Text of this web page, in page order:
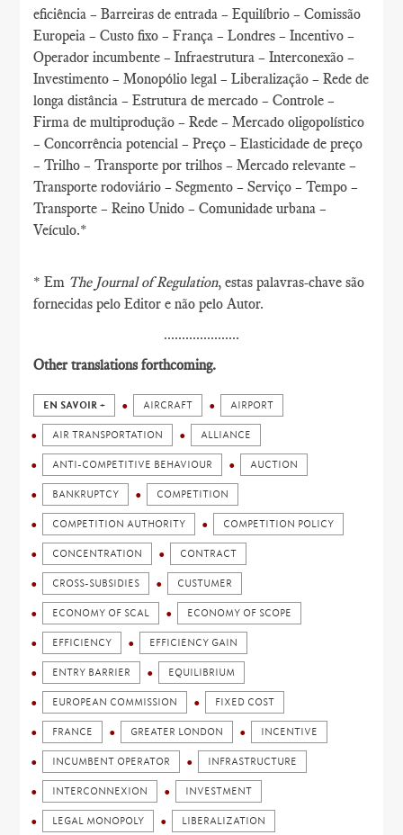
eficiência – Barreiras de entrada – Equilíbrio – Comissão
Europeia – Custo fixo – França – Londres – Incentivo –
Operador incumbente – Infraestrutura – Interconexão –
Investimento – Monopólio legal – Liberalização – Rede de
longa distância – Estrutura de mercado – Controle –
Firma de multiprodução – Rede – Mercado oligopolístico
– Concorrência potencial – Preço – Elasticidade de preço
– Trilho – Transporte por trilhos – Mercado relevante –
Transporte rodoviário – Segmento – Serviço – Tempo –
Transporte – Reino Unido – Comunidade urbana –
Veículo.*
* Em The Journal of Regulation, estas palavras-chave são
fornecidas pelo Editor e não pelo Autor.
.....................
Other translations forthcoming.
EN SAVOIR + AIRCRAFT AIRPORT
AIR TRANSPORTATION ALLIANCE
ANTI-COMPETITIVE BEHAVIOUR AUCTION
BANKRUPTCY COMPETITION
COMPETITION AUTHORITY COMPETITION POLICY
CONCENTRATION CONTRACT
CROSS-SUBSIDIES CUSTUMER
ECONOMY OF SCAL ECONOMY OF SCOPE
EFFICIENCY EFFICIENCY GAIN
ENTRY BARRIER EQUILIBRIUM
EUROPEAN COMMISSION FIXED COST
FRANCE GREATER LONDON INCENTIVE
INCUMBENT OPERATOR INFRASTRUCTURE
INTERCONNEXION INVESTMENT
LEGAL MONOPOLY LIBERALIZATION